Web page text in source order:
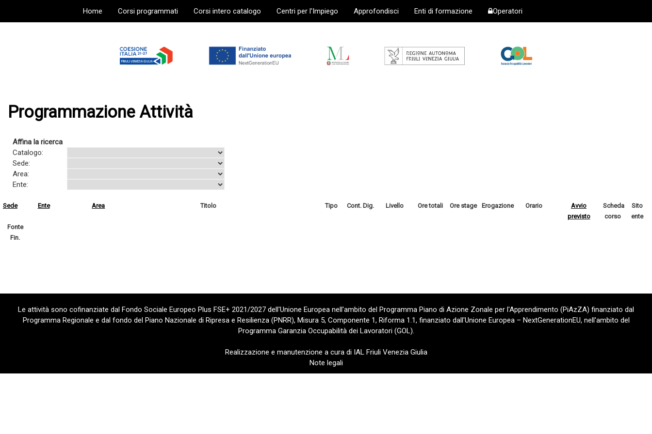
Home Corsi programmati Corsi intero catalogo Centri per l'Impiego Approfondisci Enti di formazione Operatori
Programmazione Attività
Affina la ricerca
Catalogo:
Sede:
Area:
Ente:
Sede Ente Area Titolo Tipo Cont. Dig. Livello Ore totali Ore stage Erogazione Orario
Avvio
previsto
Scheda
corso
Sito
ente
Fonte
Fin.
Le attività sono cofinanziate dal Fondo Sociale Europeo Plus FSE+ 2021/2027 dell'Unione Europea nell'ambito del Programma Piano di Azione Zonale per l'Apprendimento (PiAzZA) finanziato dal
Programma Regionale e dal fondo del Piano Nazionale di Ripresa e Resilienza (PNRR), Misura 5, Componente 1, Riforma 1.1, finanziato dall'Unione Europea – NextGenerationEU, nell'ambito del
Programma Garanzia Occupabilità dei Lavoratori (GOL).
Realizzazione e manutenzione a cura di IAL Friuli Venezia Giulia
Note legali